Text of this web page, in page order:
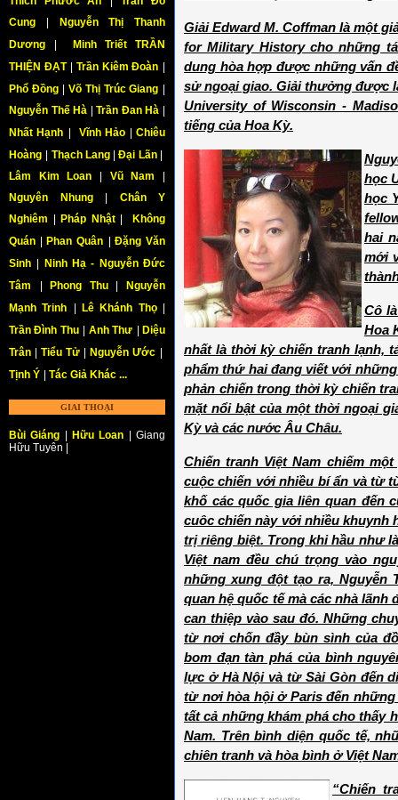
Cung
Nguyễn Thị Thanh
Dương
Minh Triết TRẦN
THIỆN ĐẠT
|Trần Kiêm Đoàn
Phổ Đồng
|Võ Thị Trúc Giang
Nguyễn Thế Hà
Trần Đan Hà
Nhất Hạnh
Vĩnh Hảo |Chiêu
Hoàng
Thạch Lang|Đại Lãn|
Lâm Kim Loan
Vũ Nam
Nguyên Nhung| Chân Y
Nghiêm
Pháp Nhật|
Không
Quán
Phan Quân |Đặng Văn
Sinh
Ninh Hạ - Nguyễn Đức
Tâm
Phong Thu|
Nguyễn
Mạnh Trinh
Lê Khánh Thọ|
Trần Đình Thu
Anh Thư
Diệu
Trân
Tiểu Tử Nguyễn Ước
Tịnh Ý
Tác Giả Khác ...
GIAI THOẠI
Bùi Giáng Hữu Loan | Giang
Hữu Tuyên |
Giải Edward M. Coffman là một
for Military History cho những
dung hòa hợp được những vấn
sử ngoại giao. Giải thưởng được
University of Wisconsin -
tiếng của Hoa Kỳ.
học
học
hai
mới
Cô
Hoa
nhất là thời kỳ chiến tranh lạnh,
phẩm thứ hai đang viết với
phản chiến trong thời kỳ chiến
mặt nổi bật của một thời ngoại
Kỳ và các nước Âu Châu.
Chiến tranh Việt Nam chiếm
cuộc chiến với nhiều bí ẩn và từ
khố các quốc gia liên quan đến
cuôc chiến này với nhiều khuynh
trị riêng biệt. Trong khi hầu như
Việt nam đều chú trọng vào
những xung đột tạo ra, Nguyễn
quan hệ quốc tế mà các nhà lãnh
can thiệp vào sau đó. Những
từ nơi chốn đầy bùn sình của
bom đạn tàn phá của bình
lực ở Hà Nội và từ Sài Gòn đến
từ nơi hòa hội ở Paris đến
tất cả những khám phá cho thấy
Nam. Trên bình diện quốc tế,
chiên tranh và hòa bình ở Việt
“Chiến